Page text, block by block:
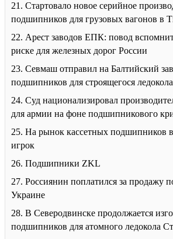
21. Стартовало новое серийное
подшипников для грузовых вагонов в
22. Арест заводов ЕПК: повод
риске для железных дорог России
23. Севмаш отправил на Балтийский
подшипников для строящегося
24. Суд национализировал
для армии на фоне подшипникового
25. На рынок кассетных подшипников
игрок
26. Подшипники ZKL
27. Россиянин поплатился за продажу
Украине
28. В Северодвинске продолжается
подшипников для атомного ледокола